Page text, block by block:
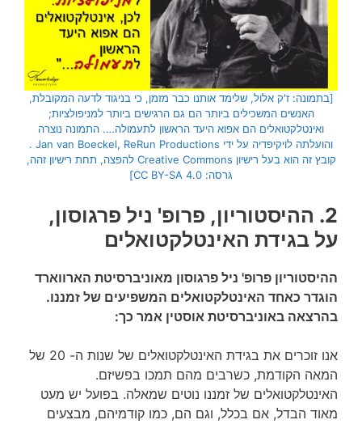
[בתמונה: ז'ק אלול, שלימד אותנו כבר מזמן, כי בניגוד לדעה המקובלת,
האנשים המשכילים ביותר הם גם הרגישים ביותר למניפולציות;
ואינטלקטואלים הם אפוא היעד הראשון לתעמולה…. התמונה נוצרה
והועלתה לויקיפדיה על ידי Jan van Boeckel, ReRun Productions .
קובץ זה הוא בעל רישיון Creative Commons להפצה, תחת רישיון זהה,
גרסה: CC BY-SA 4.0]
2. ההיסטוריון, פרופ' ניל פרגוסון,
על בגידת האינטלקטואלים
ההיסטוריון פרופ' ניל פרגוסון מאוניברסיטת הארווארד
הוגדר כאחד האינטלקטואלים המשפיעים של זמננו.
בהרצאה באוניברסיטת אוסטין אמר כך:
אנו זוכרים את בגידת האינטלקטואלים של שנות ה- 20 של
המאה הקודמת, כשרבים מהם תמכו בפשיזם.
האינטלקטואלים של זמננו נוטים שמאלה. בפועל יש מעט
מאוד הבדל, אם בכלל, וגם הם, כמו קודמיהם, מבצעים